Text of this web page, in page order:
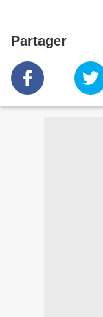
Partager